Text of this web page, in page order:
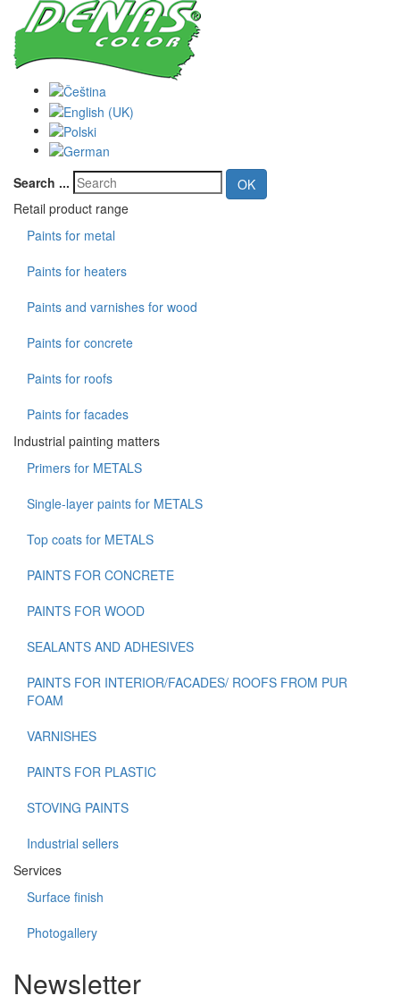
Search ...
OK
Retail product range
Paints for metal
Paints for heaters
Paints and varnishes for wood
Paints for concrete
Paints for roofs
Paints for facades
Industrial painting matters
Primers for METALS
Single-layer paints for METALS
Top coats for METALS
PAINTS FOR CONCRETE
PAINTS FOR WOOD
SEALANTS AND ADHESIVES
PAINTS FOR INTERIOR/FACADES/ ROOFS FROM PUR
FOAM
VARNISHES
PAINTS FOR PLASTIC
STOVING PAINTS
Industrial sellers
Services
Surface finish
Photogallery
Newsletter